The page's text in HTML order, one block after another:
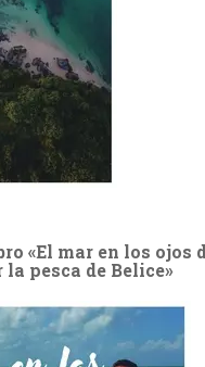
«El mar en los ojos
pesca de Belice»